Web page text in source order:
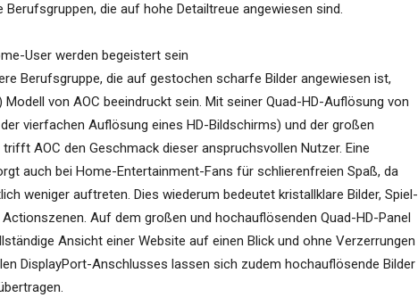
die auf hohe Detailtreue angewiesen sind.
User werden begeistert sein
Berufsgruppe, die auf gestochen scharfe Bilder angewiesen ist,
von AOC beeindruckt sein. Mit seiner Quad-HD-Auflösung von
vierfachen Auflösung eines HD-Bildschirms) und der großen
AOC den Geschmack dieser anspruchsvollen Nutzer. Eine
auch bei Home-Entertainment-Fans für schlierenfreien Spaß, da
weniger auftreten. Dies wiederum bedeutet kristallklare Bilder, Spiel-
Auf dem großen und hochauflösenden Quad-HD-Panel
Ansicht einer Website auf einen Blick und ohne Verzerrungen
DisplayPort-Anschlusses lassen sich zudem hochauflösende Bilder